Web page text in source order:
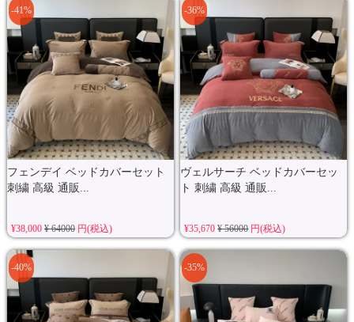
フェンデイ ベッドカバーセット
刺繍 高級 通販...
-41%
¥38,000 ¥ 64000円(税込)
ヴェルサーチ ベッドカバーセッ
ト 刺繍 高級 通販...
-36%
¥35,670¥ 56000円(税込)
-40% -35%